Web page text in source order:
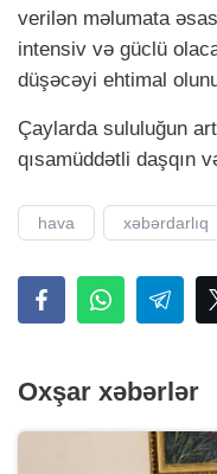
verilən məlumata
intensiv və güclü
düşəcəyi ehtimal
Çaylarda sululuğun
qısamüddətli daşqın
hava xəbərdarlıq
Oxşar xəbərlər